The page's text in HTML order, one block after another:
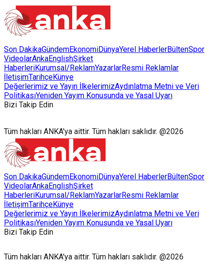
Son DakikaGündemEkonomiDünyaYerel HaberlerBültenSpor
VideolarAnkaEnglishŞirket
HaberleriKurumsal/ReklamYazarlarResmi Reklamlar
İletişimTarihçeKünye
Değerlerimiz ve Yayın İlkelerimizAydınlatma Metni ve Veri
PolitikasıYeniden Yayım Konusunda ve Yasal Uyarı
Bizi Takip Edin
Tüm hakları ANKA'ya aittir. Tüm hakları saklıdır. @2026
Son DakikaGündemEkonomiDünyaYerel HaberlerBültenSpor
VideolarAnkaEnglishŞirket
HaberleriKurumsal/ReklamYazarlarResmi Reklamlar
İletişimTarihçeKünye
Değerlerimiz ve Yayın İlkelerimizAydınlatma Metni ve Veri
PolitikasıYeniden Yayım Konusunda ve Yasal Uyarı
Bizi Takip Edin
Tüm hakları ANKA'ya aittir. Tüm hakları saklıdır. @2026